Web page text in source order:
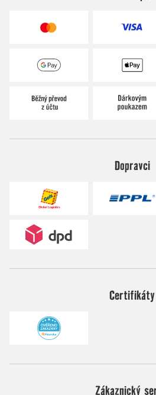
Dopravci
Certifikáty
Zákaznický